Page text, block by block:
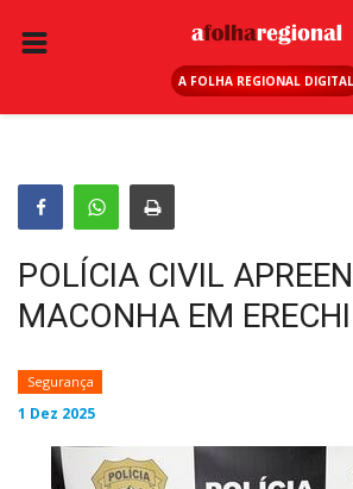
A FOLHA REGIONAL DIGITAL
ANUNCIE AQUI
ESPORTE
REGIÃO
SAÚDE
EDUCAÇÃO
SEGURANÇA
GERAL
POLÍCIA CIVIL
MACONHA EM
Segurança
1 Dez 2025